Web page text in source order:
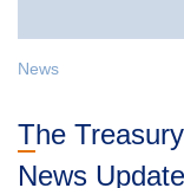
News
The Treasury has prepared a Weekly
News